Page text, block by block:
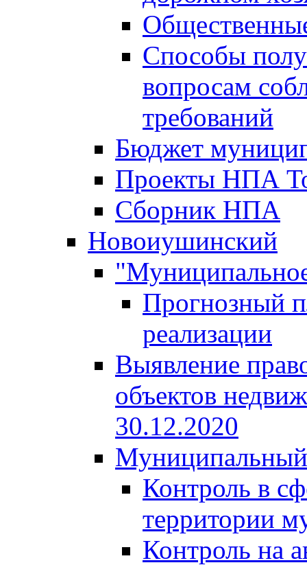
Способы
вопросам
требований
Бюджет
Проекты НПА
Сборник НПА
Новоиушинский
Прогнозный
реализации
Выявление
объектов
30.12.2020
Муниципальный
Контроль в
территории
Контроль на